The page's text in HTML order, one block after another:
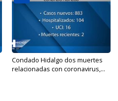
Condado Hidalgo dos muertes
relacionadas con coronavirus,...